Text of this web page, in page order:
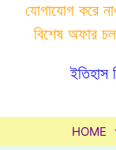
যোগাযোগ করে
বিশেষ অফার
HOME